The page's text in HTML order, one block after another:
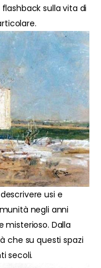
sulla vita di
usi e
negli anni
misterioso. Dalla
che su questi spazi
secoli.